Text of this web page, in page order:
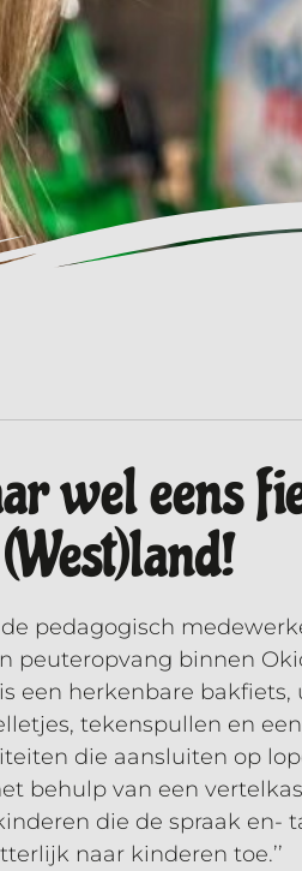
wel eens
de pedagogisch
peuteropvang binnen
een herkenbare
tekenspullen en
die aansluiten op
behulp van een
die de spraak en-
naar kinderen toe.’’